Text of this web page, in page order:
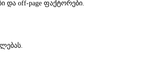
და off-page ფაქტორები.